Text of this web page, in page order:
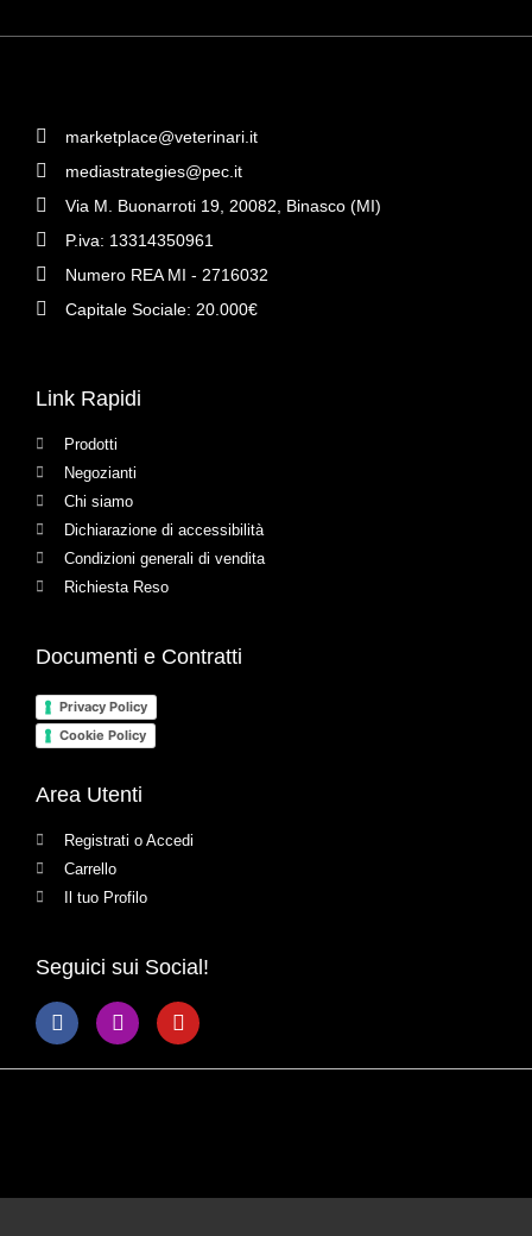
marketplace@veterinari.it
mediastrategies@pec.it
Via M. Buonarroti 19, 20082, Binasco (MI)
P.iva: 13314350961
Numero REA MI - 2716032
Capitale Sociale: 20.000€
Link Rapidi
Prodotti
Negozianti
Chi siamo
Dichiarazione di accessibilità
Condizioni generali di vendita
Richiesta Reso
Documenti e Contratti
Privacy Policy
Cookie Policy
Area Utenti
Registrati o Accedi
Carrello
Il tuo Profilo
Seguici sui Social!